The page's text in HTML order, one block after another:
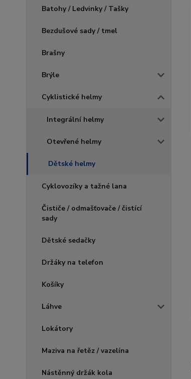
Batohy / Ledvinky / Tašky
Bezdušové sady / tmel
Brašny
Brýle
Cyklistické helmy
Integrální helmy
Otevřené helmy
Dětské helmy
Cyklovozíky a tažné lana
Čističe / odmašťovače / čistící
sady
Dětské sedačky
Držáky na telefon
Košíky
Láhve
Lokátory
Maziva na řetěz / vazelína
Nástěnný držák kola